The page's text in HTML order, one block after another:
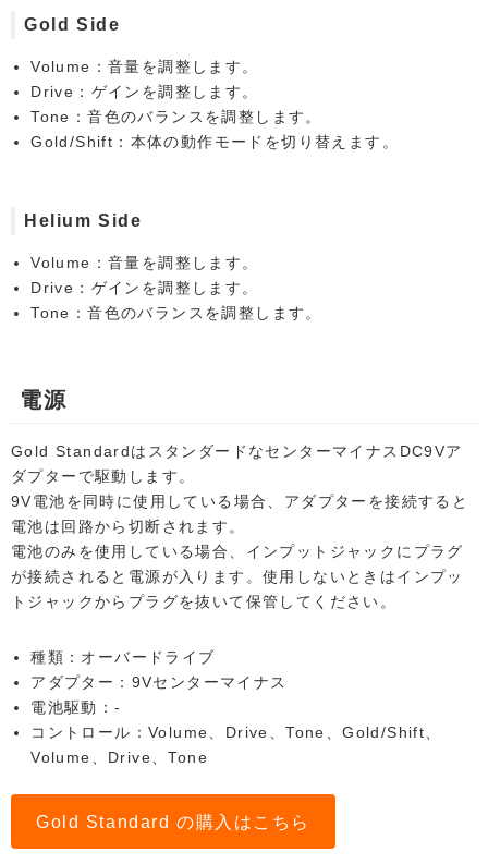
Gold Side
Volume：音量を調整します。
Drive：ゲインを調整します。
Tone：音色のバランスを調整します。
Gold/Shift：本体の動作モードを切り替えます。
Helium Side
Volume：音量を調整します。
Drive：ゲインを調整します。
Tone：音色のバランスを調整します。
電源
Gold StandardはスタンダードなセンターマイナスDC9Vア
ダプターで駆動します。
9V電池を同時に使用している場合、アダプターを接続すると
電池は回路から切断されます。
電池のみを使用している場合、インプットジャックにプラグ
が接続されると電源が入ります。使用しないときはインプッ
トジャックからプラグを抜いて保管してください。
種類：オーバードライブ
アダプター：9Vセンターマイナス
電池駆動：-
コントロール：Volume、Drive、Tone、Gold/Shift、
Volume、Drive、Tone
Gold Standard の購入はこちら